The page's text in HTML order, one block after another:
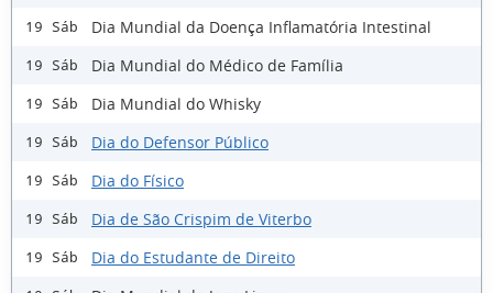
19 Sáb Dia Mundial da Doença Inflamatória Intestinal
19 Sáb Dia Mundial do Médico de Família
19 Sáb Dia Mundial do Whisky
19 Sáb Dia do Defensor Público
19 Sáb Dia do Físico
19 Sáb Dia de São Crispim de Viterbo
19 Sáb Dia do Estudante de Direito